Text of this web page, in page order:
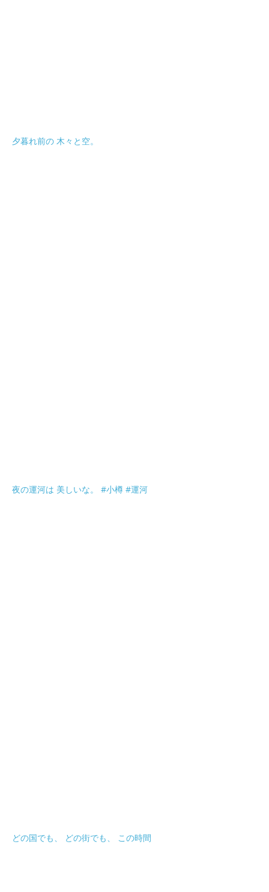
夕暮れ前の 木々と空。
夜の運河は 美しいな。 #小樽 #運河
どの国でも、 どの街でも、 この時間